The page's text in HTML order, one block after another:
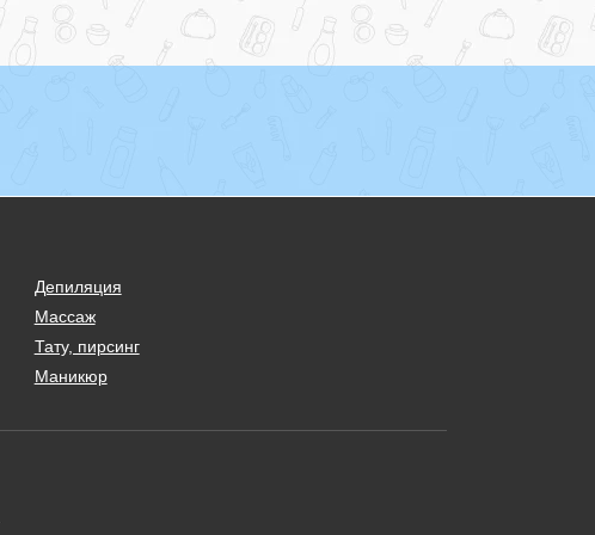
Депиляция
Массаж
Тату, пирсинг
Маникюр